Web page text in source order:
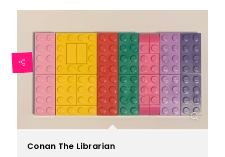
Conan The Librarian